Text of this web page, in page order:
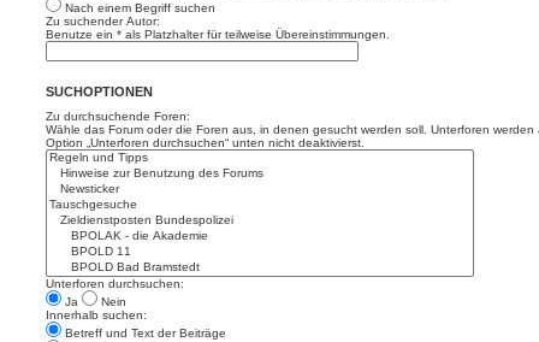
Nach einem Begriff suchen
Zu suchender Autor:
Benutze ein * als Platzhalter für teilweise Übereinstimmungen.
SUCHOPTIONEN
Zu durchsuchende Foren:
Wähle das Forum oder die Foren aus, in denen gesucht werden soll. Unterforen
Option „Unterforen durchsuchen“ unten nicht deaktivierst.
Unterforen durchsuchen:
Ja
Nein
Innerhalb suchen:
Betreff und Text der Beiträge